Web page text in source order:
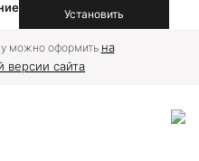
Установить
можно оформить на
сайта